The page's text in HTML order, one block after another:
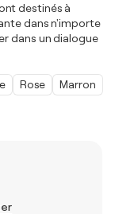
destinés à
dans n'importe
dans un dialogue
Rose Marron